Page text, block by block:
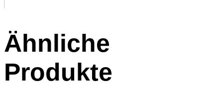
Ähnliche
Produkte